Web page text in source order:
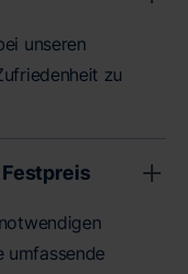
unseren
zu
umfassende